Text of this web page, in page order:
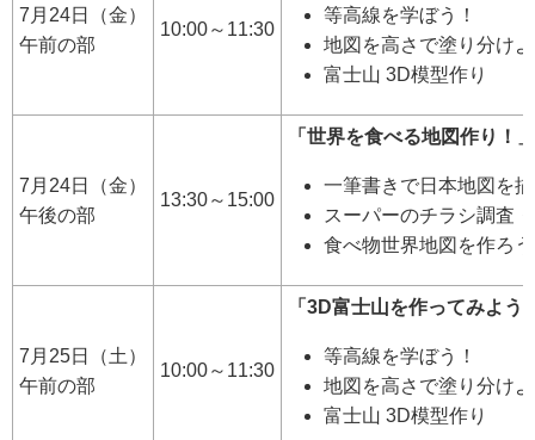
7月24日（金）
午前の部
10:00～11:30
等高線を学ぼう！
地図を高さで塗り分け
富士山 3D模型作り
7月24日（金）
午後の部
13:30～15:00
「世界を食べる地図作り！」
一筆書きで日本地図を
スーパーのチラシ調査
食べ物世界地図を作ろ
7月25日（土）
午前の部
10:00～11:30
「3D富士山を作ってみよう
等高線を学ぼう！
地図を高さで塗り分け
富士山 3D模型作り